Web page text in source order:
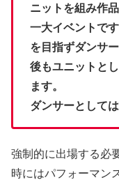
ニットを組み作
一大イベントで
を目指ずダンサ
後もユニットと
ます。
ダンサーとして
強制的に出場する必
時にはパフォーマン